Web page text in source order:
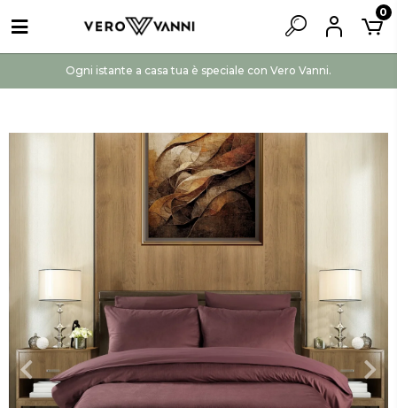
Ogni istante a casa tua è speciale con Vero Vanni.
0